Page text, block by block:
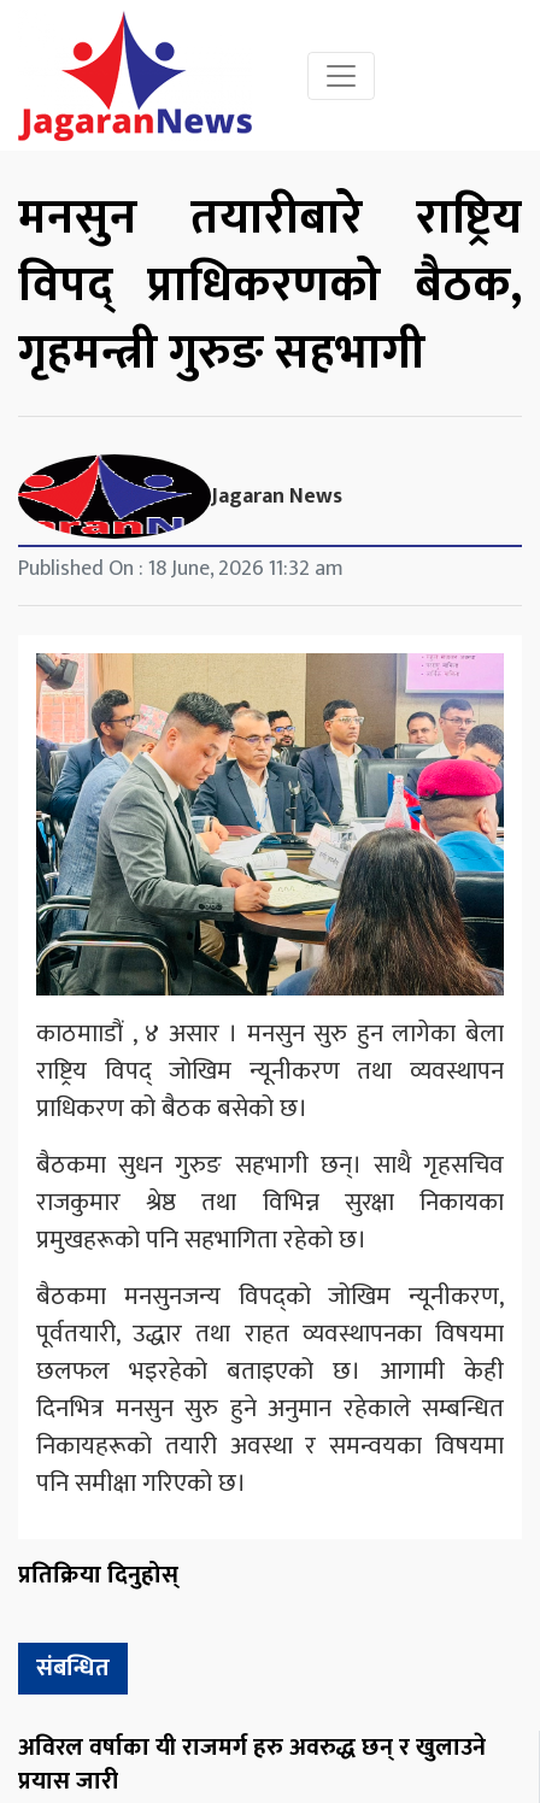
मनसुन तयारीबारे राष्ट्रिय
विपद् प्राधिकरणको बैठक,
गृहमन्त्री गुरुङ सहभागी
Jagaran News
Published On : 18 June, 2026 11:32 am
काठमााडौं , ४ असार । मनसुन सुरु हुन लागेका बेला
राष्ट्रिय विपद् जोखिम न्यूनीकरण तथा व्यवस्थापन
प्राधिकरण को बैठक बसेको छ।
बैठकमा सुधन गुरुङ सहभागी छन्। साथै गृहसचिव
राजकुमार श्रेष्ठ तथा विभिन्न सुरक्षा निकायका
प्रमुखहरूको पनि सहभागिता रहेको छ।
बैठकमा मनसुनजन्य विपद्को जोखिम न्यूनीकरण,
पूर्वतयारी, उद्धार तथा राहत व्यवस्थापनका विषयमा
छलफल भइरहेको बताइएको छ। आगामी केही
दिनभित्र मनसुन सुरु हुने अनुमान रहेकाले सम्बन्धित
निकायहरूको तयारी अवस्था र समन्वयका विषयमा
पनि समीक्षा गरिएको छ।
प्रतिक्रिया दिनुहोस्
संबन्धित
अविरल वर्षाका यी राजमर्ग हरु अवरुद्ध छन् र खुलाउने
प्रयास जारी